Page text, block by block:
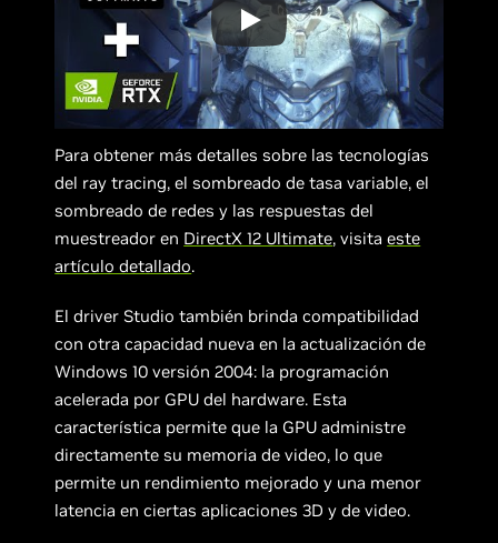
Para obtener más detalles sobre las tecnologías
del ray tracing, el sombreado de tasa variable, el
sombreado de redes y las respuestas del
muestreador en DirectX 12 Ultimate, visitaeste
artículo detallado.
El driver Studio también brinda compatibilidad
con otra capacidad nueva en la actualización de
Windows 10 versión 2004: la programación
acelerada por GPU del hardware. Esta
característica permite que la GPU administre
directamente su memoria de video, lo que
permite un rendimiento mejorado y una menor
latencia en ciertas aplicaciones 3D y de video.